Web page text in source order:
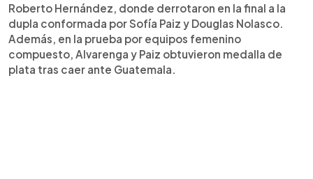
Roberto Hernández, donde derrotaron en la final a la
dupla conformada por Sofía Paiz y Douglas Nolasco.
Además, en la prueba por equipos femenino
compuesto, Alvarenga y Paiz obtuvieron medalla de
plata tras caer ante Guatemala.